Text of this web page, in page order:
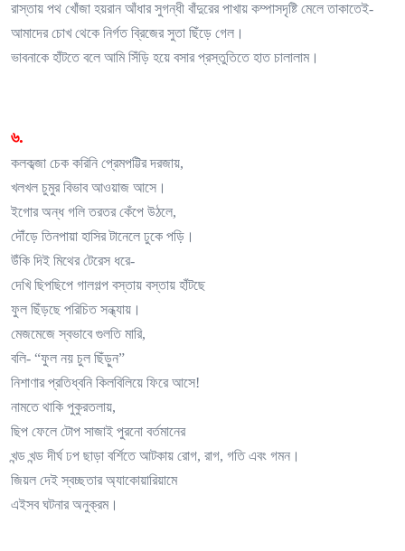
রাস্তায় পথ খোঁজা হয়রান আঁধার সুগন্ধী বাঁদুরের পাখায় কম্পাসদৃষ্টি মেলে তাকাতেই-
আমাদের চোখ থেকে নির্গত ব্রিজের সুতা ছিঁড়ে গেল।
ভাবনাকে হাঁটতে বলে আমি সিঁড়ি হয়ে বসার প্রস্তুতিতে হাত চালালাম।
৬.
কলকব্জা চেক করিনি প্রেমপট্টির দরজায়,
খলখল চুমুর বিভাব আওয়াজ আসে।
ইগোর অন্ধ গলি তরতর কেঁপে উঠলে,
দৌঁড়ে তিনপায়া হাসির টানেলে ঢুকে পড়ি।
উঁকি দিই মিথের টেরেস ধরে-
দেখি ছিপছিপে গালগল্প বস্তায় বস্তায় হাঁটছে
ফুল ছিঁড়ছে পরিচিত সন্ধ্যায়।
মেজমেজে স্বভাবে গুলতি মারি,
বলি- “ফুল নয় চুল ছিঁড়ুন”
নিশাণার প্রতিধ্বনি কিলবিলিয়ে ফিরে আসে!
নামতে থাকি পুকুরতলায়,
ছিপ ফেলে টোপ সাজাই পুরনো বর্তমানের
খন্ড খন্ড দীর্ঘ ঢপ ছাড়া বর্শিতে আটকায় রোগ, রাগ, গতি এবং গমন।
জিয়ল দেই স্বচ্ছতার অ্যাকোয়ারিয়ামে
এইসব ঘটনার অনুক্রম।